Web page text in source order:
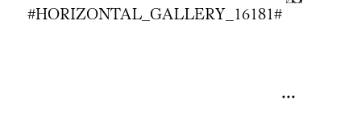
#HORIZONTAL_GALLERY_16181#